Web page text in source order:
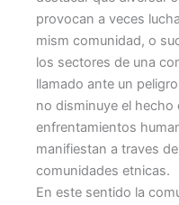
provocan a veces
mism comunidad, o
los sectores de una
llamado ante un
no disminuye el hecho
enfrentamientos
manifiestan a traves
comunidades etnicas.
En este sentido la